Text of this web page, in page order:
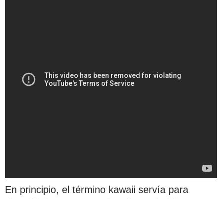
En principio, el término kawaii servía para